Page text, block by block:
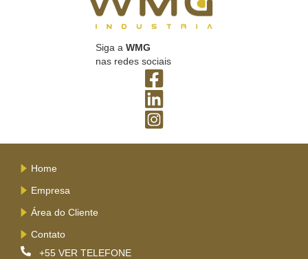
Siga a WMG
nas redes sociais
Home
Empresa
Área do Cliente
Contato
+55 VER TELEFONE